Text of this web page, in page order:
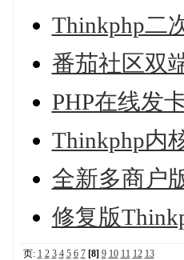
Thinkphp二
番茄社区双
PHP在线发
Thinkphp内
全新多商户
修复版
页: 1 2 3 4 5 6 7 [8] 9 10 11 12 13